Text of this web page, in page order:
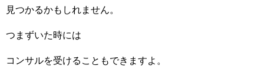
見つかるかもしれません。
つまずいた時には
コンサルを受けることもできますよ。